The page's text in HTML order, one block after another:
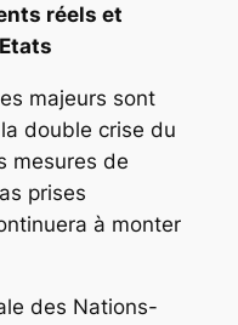
réels et
majeurs sont
double crise du
mesures de
prises
à monter
des Nations-